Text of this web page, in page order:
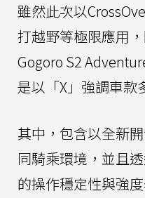
雖然此次以
打越野等極限應用
Gogoro S2
是以「X」強調車款
其中，包含以全新
同騎乘環境，並且
的操作穩定性與強